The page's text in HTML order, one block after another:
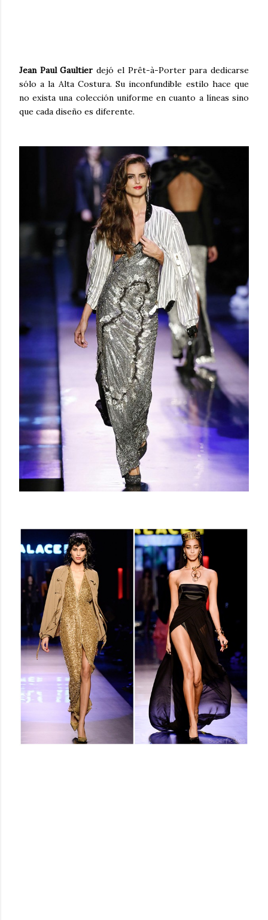
Jean Paul Gaultier dejó el Prêt-à-Porter para dedicarse
sólo a la Alta Costura. Su inconfundible estilo hace que
no exista una colección uniforme en cuanto a líneas sino
que cada diseño es diferente.